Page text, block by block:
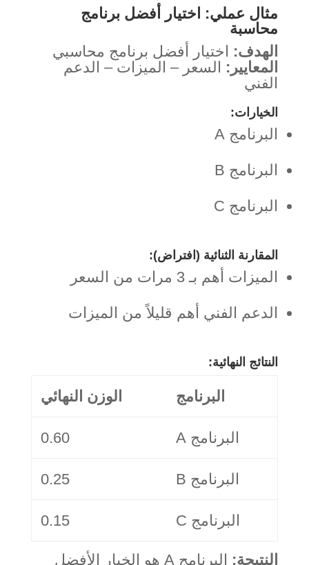
مثال عملي: اختيار أفضل برنامج
محاسبة
الهدف: اختيار أفضل برنامج محاسبي
المعايير: السعر – الميزات – الدعم
الفني
الخيارات:
البرنامج A
البرنامج B
البرنامج C
المقارنة الثنائية (افتراض):
الميزات أهم بـ 3 مرات من السعر
الدعم الفني أهم قليلاً من الميزات
النتائج النهائية:
البرنامج الوزن النهائي
البرنامج A 0.60
البرنامج B 0.25
البرنامج C 0.15
النتيجة: البرنامج A هو الخيار الأفضل